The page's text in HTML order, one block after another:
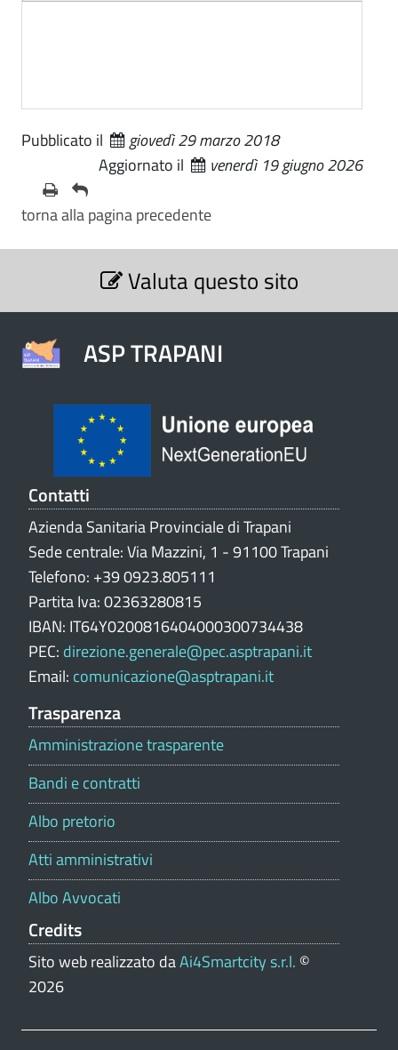
Pubblicato il
giovedì 29 marzo 2018
Aggiornato il
venerdì 19 giugno 2026
torna alla pagina precedente
S
Valuta questo sito
ASP TRAPANI
Contatti
Azienda Sanitaria Provinciale di Trapani
Sede centrale: Via Mazzini, 1 - 91100 Trapani
Telefono: +39 0923.805111
Partita Iva: 02363280815
IBAN: IT64Y0200816404000300734438
PEC: direzione.generale@pec.asptrapani.it
Email: comunicazione@asptrapani.it
Trasparenza
Amministrazione trasparente
Bandi e contratti
Albo pretorio
Atti amministrativi
Albo Avvocati
Credits
Sito web realizzato daAi4Smartcity s.r.l. ©
2026